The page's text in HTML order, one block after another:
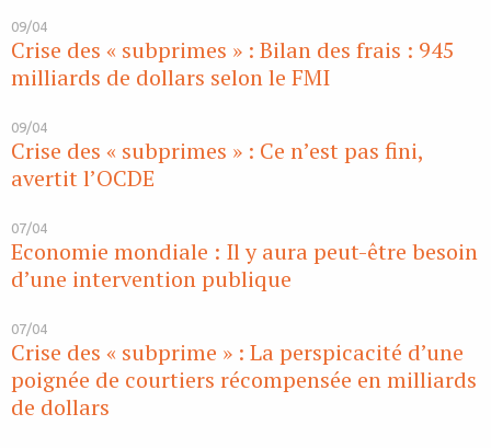
09/04
Crise des « subprimes » : Bilan des frais : 945
milliards de dollars selon le FMI
09/04
Crise des « subprimes » : Ce n’est pas fini,
avertit l’OCDE
07/04
Economie mondiale : Il y aura peut-être besoin
d’une intervention publique
07/04
Crise des « subprime » : La perspicacité d’une
poignée de courtiers récompensée en milliards
de dollars